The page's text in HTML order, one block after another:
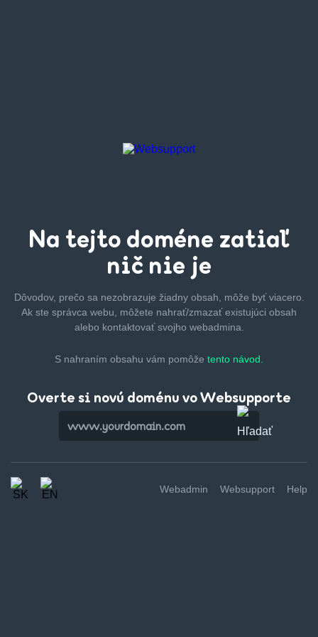
Na tejto doméne zatiaľ
nič nie je
Dôvodov, prečo sa nezobrazuje žiadny obsah, môže byťviacero.
Ak ste správca webu, môžete nahrať/zmazaťexistujúci obsah
alebo kontaktovať svojho webadmina.
S nahraním obsahu vám pomôže tento návod.
Overte si novú doménu vo Websupporte
Webadmin Websupport Help